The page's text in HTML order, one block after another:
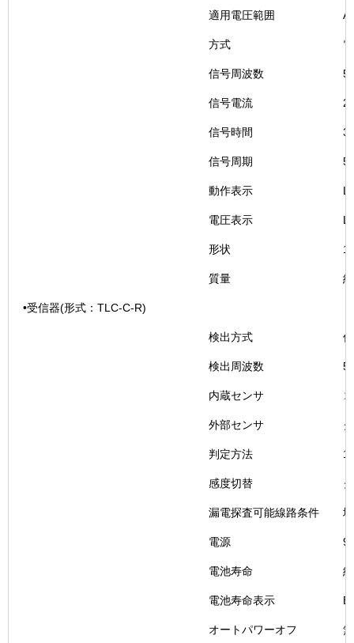
適用電圧範囲
方式
信号周波数
信号電流
信号時間
信号周期
動作表示
電圧表示
形状
質量
•受信器(形式：TLC-C-R)
検出方式
検出周波数
内蔵センサ
外部センサ
判定方法
感度切替
漏電探査可能線路条件
電源
電池寿命
電池寿命表示
オートパワーオフ